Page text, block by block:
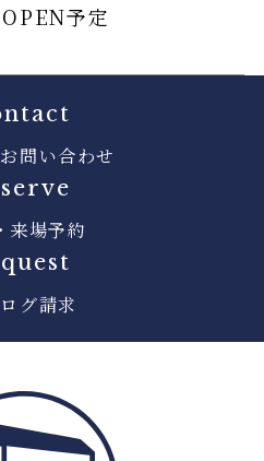
予定
問い合わせ
来場予約
グ請求